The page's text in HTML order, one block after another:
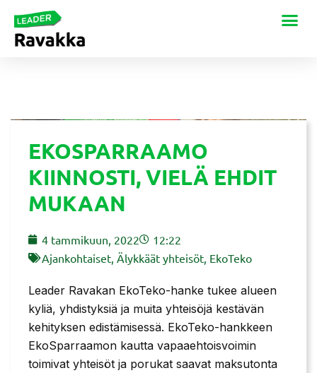
EKOSPARRAAMO
KIINNOSTI, VIELÄ EHDIT
MUKAAN
4 tammikuun, 2022
12:22
Ajankohtaiset Älykkäät yhteisöt EkoTeko
Leader Ravakan EkoTeko-hanke tukee alueen
kyliä, yhdistyksiä ja muita yhteisöjä kestävän
kehityksen edistämisessä. EkoTeko-hankkeen
EkoSparraamon kautta vapaaehtoisvoimin
toimivat yhteisöt ja porukat saavat maksutonta